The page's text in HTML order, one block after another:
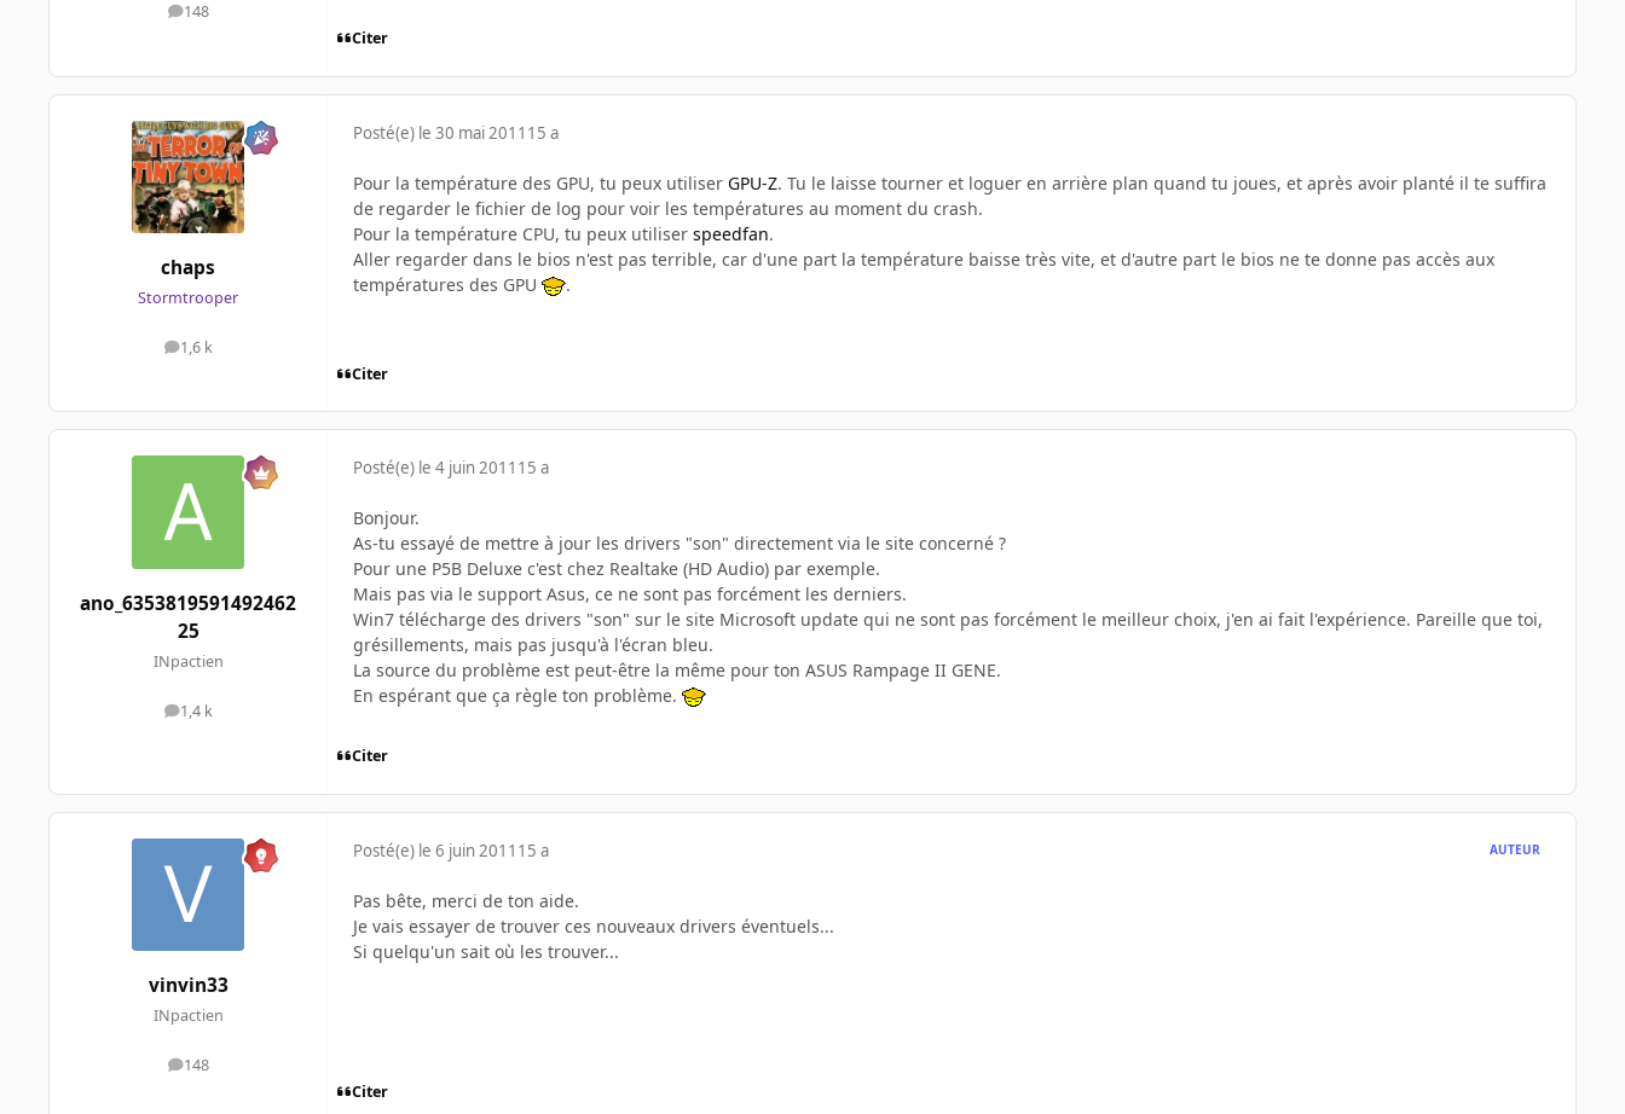
148
messages
Citer
chaps
Stormtrooper
1,6 k
messages
Posté(e) le 30 mai 2011 15 a
Pour la température des GPU, tu peux utiliser GPU-Z. Tu le laisse tourner et loguer en arrière plan quand tu joues, et après avoir planté il te suffira
de regarder le fichier de log pour voir les températures au moment du crash.
Pour la température CPU, tu peux utiliser speedfan.
Aller regarder dans le bios n'est pas terrible, car d'une part la température baisse très vite, et d'autre part le bios ne te donne pas accès aux
températures des GPU
.
Citer
ano_6353819591492462
25
INpactien
1,4 k
messages
Posté(e) le 4 juin 2011 15 a
Bonjour.
As-tu essayé de mettre à jour les drivers "son" directement via le site concerné ?
Pour une P5B Deluxe c'est chez Realtake (HD Audio) par exemple.
Mais pas via le support Asus, ce ne sont pas forcément les derniers.
Win7 télécharge des drivers "son" sur le site Microsoft update qui ne sont pas forcément le meilleur choix, j'en ai fait l'expérience. Pareille que toi,
grésillements, mais pas jusqu'à l'écran bleu.
La source du problème est peut-être la même pour ton ASUS Rampage II GENE.
En espérant que ça règle ton problème.
Citer
vinvin33
INpactien
148
messages
Posté(e) le 6 juin 2011 15 a AUTEUR
Pas bête, merci de ton aide.
Je vais essayer de trouver ces nouveaux drivers éventuels...
Si quelqu'un sait où les trouver...
Citer